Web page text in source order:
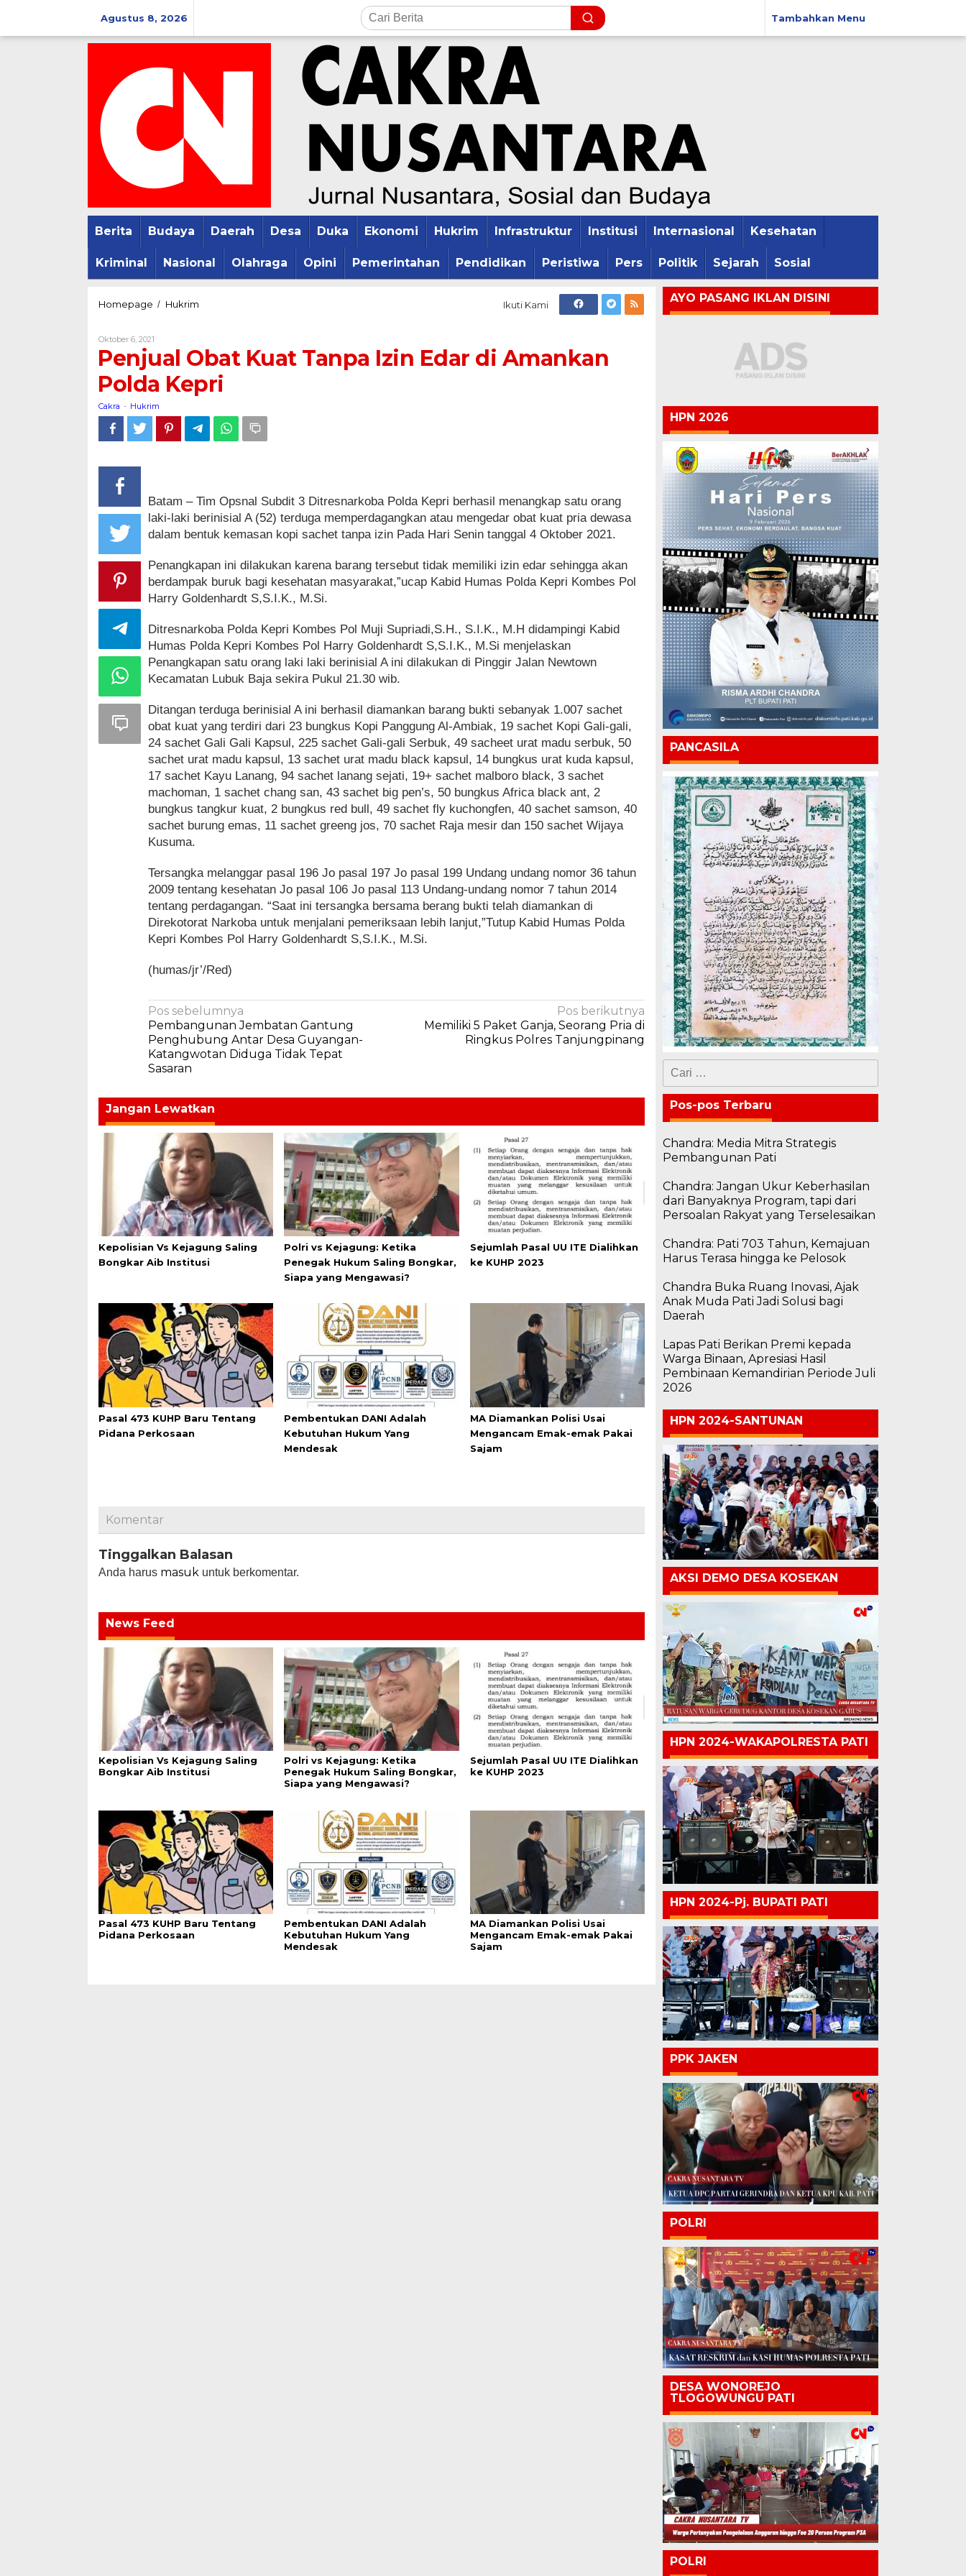
konten
Agustus 8, 2026 Tambahkan Menu
Berita Budaya Daerah Desa Duka Ekonomi Hukrim Infrastruktur Institusi Internasional Kesehatan
Kriminal Nasional Olahraga Opini Pemerintahan Pendidikan Peristiwa Pers Politik Sejarah Sosial
Homepage / Hukrim
Izin
di
Polda
Kepri
Ikuti Kami
Oktober 6, 2021
Penjual Obat Kuat Tanpa Izin Edar di Amankan
Polda Kepri
Cakra - Hukrim
Batam – Tim Opsnal Subdit 3 Ditresnarkoba Polda Kepri berhasil menangkap satu orang
laki-laki berinisial A (52) terduga memperdagangkan atau mengedar obat kuat pria dewasa
dalam bentuk kemasan kopi sachet tanpa izin Pada Hari Senin tanggal 4 Oktober 2021.
Penangkapan ini dilakukan karena barang tersebut tidak memiliki izin edar sehingga akan
berdampak buruk bagi kesehatan masyarakat,”ucap Kabid Humas Polda Kepri Kombes Pol
Harry Goldenhardt S,S.I.K., M.Si.
Ditresnarkoba Polda Kepri Kombes Pol Muji Supriadi,S.H., S.I.K., M.H didampingi Kabid
Humas Polda Kepri Kombes Pol Harry Goldenhardt S,S.I.K., M.Si menjelaskan
Penangkapan satu orang laki laki berinisial A ini dilakukan di Pinggir Jalan Newtown
Kecamatan Lubuk Baja sekira Pukul 21.30 wib.
Ditangan terduga berinisial A ini berhasil diamankan barang bukti sebanyak 1.007 sachet
obat kuat yang terdiri dari 23 bungkus Kopi Panggung Al-Ambiak, 19 sachet Kopi Gali-gali,
24 sachet Gali Gali Kapsul, 225 sachet Gali-gali Serbuk, 49 sacheet urat madu serbuk, 50
sachet urat madu kapsul, 13 sachet urat madu black kapsul, 14 bungkus urat kuda kapsul,
17 sachet Kayu Lanang, 94 sachet lanang sejati, 19+ sachet malboro black, 3 sachet
machoman, 1 sachet chang san, 43 sachet big pen’s, 50 bungkus Africa black ant, 2
bungkus tangkur kuat, 2 bungkus red bull, 49 sachet fly kuchongfen, 40 sachet samson, 40
sachet burung emas, 11 sachet greeng jos, 70 sachet Raja mesir dan 150 sachet Wijaya
Kusuma.
Tersangka melanggar pasal 196 Jo pasal 197 Jo pasal 199 Undang undang nomor 36 tahun
2009 tentang kesehatan Jo pasal 106 Jo pasal 113 Undang-undang nomor 7 tahun 2014
tentang perdagangan. “Saat ini tersangka bersama berang bukti telah diamankan di
Direkotorat Narkoba untuk menjalani pemeriksaan lebih lanjut,”Tutup Kabid Humas Polda
Kepri Kombes Pol Harry Goldenhardt S,S.I.K., M.Si.
(humas/jr’/Red)
Navigasi
pos
Pos sebelumnya
Pembangunan Jembatan Gantung
Penghubung Antar Desa Guyangan-
Katangwotan Diduga Tidak Tepat
Sasaran
Pos berikutnya
Memiliki 5 Paket Ganja, Seorang Pria di
Ringkus Polres Tanjungpinang
Jangan Lewatkan
Kepolisian Vs Kejagung Saling
Bongkar Aib Institusi
Polri vs Kejagung: Ketika
Penegak Hukum Saling Bongkar,
Siapa yang Mengawasi?
Sejumlah Pasal UU ITE Dialihkan
ke KUHP 2023
Pasal 473 KUHP Baru Tentang
Pidana Perkosaan
Pembentukan DANI Adalah
Kebutuhan Hukum Yang
Mendesak
MA Diamankan Polisi Usai
Mengancam Emak-emak Pakai
Sajam
Komentar
Tinggalkan Balasan
Anda harus masuk untuk berkomentar.
News Feed
Kepolisian Vs Kejagung Saling
Bongkar Aib Institusi
Polri vs Kejagung: Ketika
Penegak Hukum Saling Bongkar,
Siapa yang Mengawasi?
Sejumlah Pasal UU ITE Dialihkan
ke KUHP 2023
Pasal 473 KUHP Baru Tentang
Pidana Perkosaan
Pembentukan DANI Adalah
Kebutuhan Hukum Yang
Mendesak
MA Diamankan Polisi Usai
Mengancam Emak-emak Pakai
Sajam
AYO PASANG IKLAN DISINI
HPN 2026
PANCASILA
Cari
untuk:
Pos-pos Terbaru
Chandra: Media Mitra Strategis
Pembangunan Pati
Chandra: Jangan Ukur Keberhasilan
dari Banyaknya Program, tapi dari
Persoalan Rakyat yang Terselesaikan
Chandra: Pati 703 Tahun, Kemajuan
Harus Terasa hingga ke Pelosok
Chandra Buka Ruang Inovasi, Ajak
Anak Muda Pati Jadi Solusi bagi
Daerah
Lapas Pati Berikan Premi kepada
Warga Binaan, Apresiasi Hasil
Pembinaan Kemandirian Periode Juli
2026
HPN 2024-SANTUNAN
AKSI DEMO DESA KOSEKAN
HPN 2024-WAKAPOLRESTA PATI
HPN 2024-Pj. BUPATI PATI
PPK JAKEN
POLRI
DESA WONOREJO
TLOGOWUNGU PATI
POLRI